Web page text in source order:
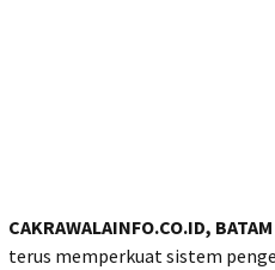
CAKRAWALAINFO.CO.ID, BATAM
terus memperkuat sistem